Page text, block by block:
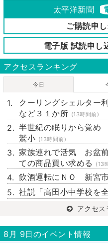
太平洋新聞
ご購読申
電子版 試読申し
アクセスランキング
今日
クーリングシェルタ
など３１か所 (13時間前)
半世紀の眠りから覚
鷲小 (13時間前)
家族連れで活気 お盆
ての商品買い求める
(13
飲酒運転にＮＯ 新宮
社説「高田小中学校を
アクセ
8月 9日のイベント情報